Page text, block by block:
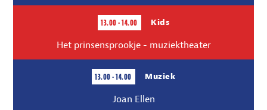
13.00 - 14.00 Kids
Het prinsensprookje - muziektheater
13.00 - 14.00 Muziek
Joan Ellen